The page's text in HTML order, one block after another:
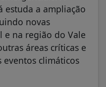
estuda a ampliação
novas
e na região do Vale
áreas críticas e
eventos climáticos